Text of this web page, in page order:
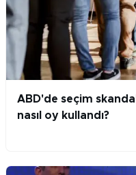
ABD'de seçim
nasıl oy kullandı?